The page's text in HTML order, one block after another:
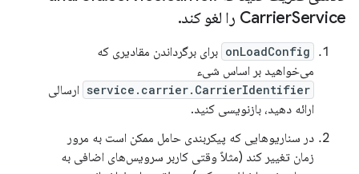
CarrierService را لغو کند .
onLoadConfig برای برگرداندن مقادیری که
می‌خواهید بر اساس شیء
service.carrier.CarrierIdentifier ارسالی
ارائه دهید، بازنویسی کنید.
در سناریوهایی که پیکربندی حامل ممکن است به مرور
زمان تغییر کند (مثلاً وقتی کاربر سرویس‌های اضافی به